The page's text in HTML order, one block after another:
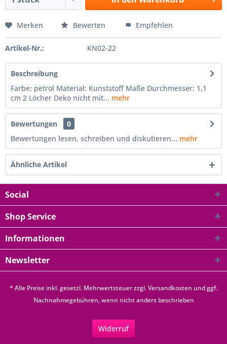
Merken Bewerten Empfehlen
Artikel-Nr.: KN02-22
Beschreibung
Farbe: petrol Material: Kunststoff Maße Durchmesser: 1,1
cm 2 Löcher Deko nicht mit... mehr
Bewertungen
0
Bewertungen lesen, schreiben und diskutieren... mehr
Ähnliche Artikel
Social
Shop Service
Informationen
Newsletter
* Alle Preise inkl. gesetzl. Mehrwertsteuer zzgl.Versandkosten und ggf.
Nachnahmegebühren, wenn nicht anders beschrieben
Widerruf